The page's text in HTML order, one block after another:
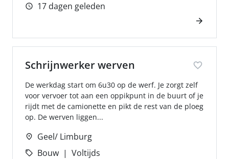
17 dagen geleden
Schrijnwerker werven
De werkdag start om 6u30 op de werf. Je zorgt zelf
voor vervoer tot aan een oppikpunt in de buurt of je
rijdt met de camionette en pikt de rest van de ploeg
op. De werven liggen...
Geel/ Limburg
Bouw
Voltijds